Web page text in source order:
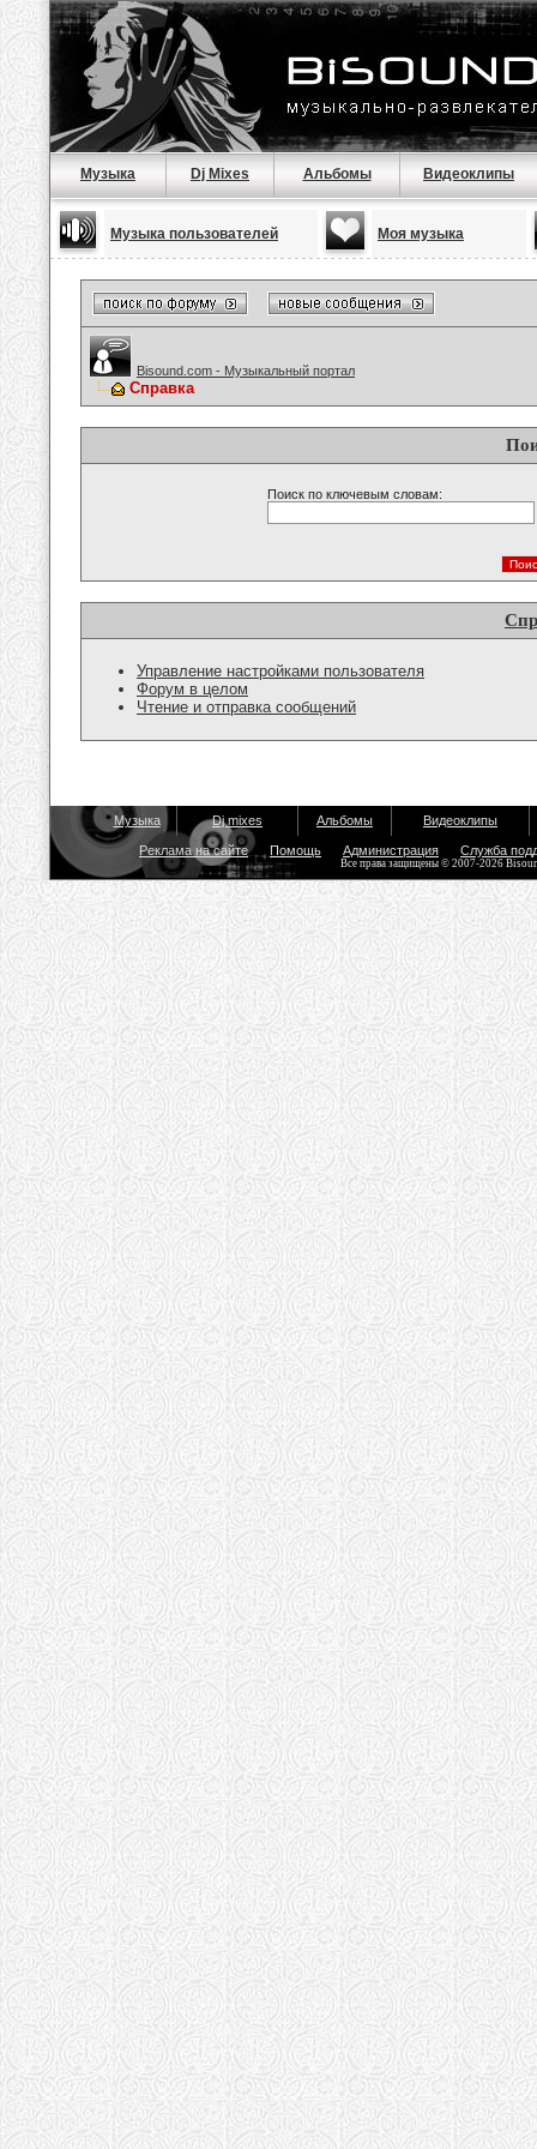
Музыка Dj Mixes Альбомы Видеоклипы
Музыка пользователей Моя музыка
Bisound.com - Музыкальный портал
Справка
Поиск по ключевым словам:
Управление настройками пользователя
Форум в целом
Чтение и отправка сообщений
Музыка Dj mixes Альбомы Видеоклипы
Реклама на сайте Помощь Администрация Служба
Все права защищены © 2007-2026